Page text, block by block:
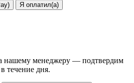
Я оплатил(а)
нашему менеджеру — подтвердим
течение дня.